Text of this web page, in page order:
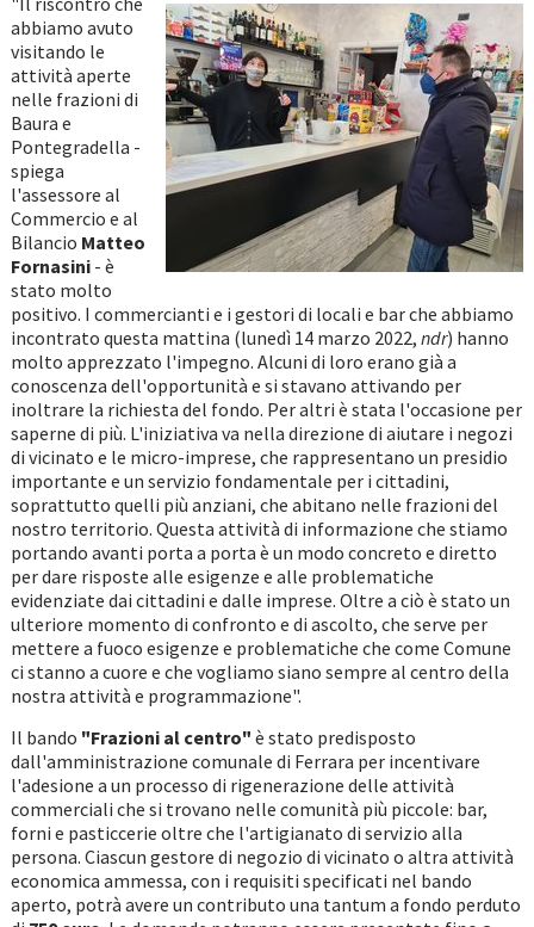
abbiamo avuto
visitando le
attività aperte
nelle frazioni di
Baura e
Pontegradella -
spiega
l'assessore al
Commercio e al
Bilancio Matteo
Fornasini- è
stato molto
positivo. I commercianti e i gestori di locali e bar che abbiamo
incontrato questa mattina (lunedì 14 marzo 2022, ndr) hanno
molto apprezzato l'impegno. Alcuni di loro erano già a
conoscenza dell'opportunità e si stavano attivando per
inoltrare la richiesta del fondo. Per altri è stata l'occasione per
saperne di più. L'iniziativa va nella direzione di aiutare i negozi
di vicinato e le micro-imprese, che rappresentano un presidio
importante e un servizio fondamentale per i cittadini,
soprattutto quelli più anziani, che abitano nelle frazioni del
nostro territorio. Questa attività di informazione che stiamo
portando avanti porta a porta è un modo concreto e diretto
per dare risposte alle esigenze e alle problematiche
evidenziate dai cittadini e dalle imprese. Oltre a ciò è stato un
ulteriore momento di confronto e di ascolto, che serve per
mettere a fuoco esigenze e problematiche che come Comune
ci stanno a cuore e che vogliamo siano sempre al centro della
nostra attività e programmazione".
Il bando "Frazioni al centro" è stato predisposto
dall'amministrazione comunale di Ferrara per incentivare
l'adesione a un processo di rigenerazione delle attività
commerciali che si trovano nelle comunità più piccole: bar,
forni e pasticcerie oltre che l'artigianato di servizio alla
persona. Ciascun gestore di negozio di vicinato o altra attività
economica ammessa, con i requisiti specificati nel bando
aperto, potrà avere un contributo una tantum a fondo perduto